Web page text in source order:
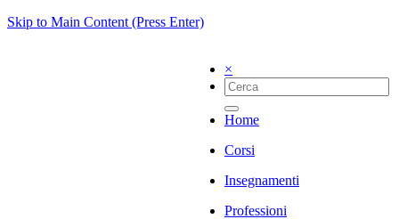
Skip to Main Content (Press Enter)
×
Home
Corsi
Insegnamenti
Professioni